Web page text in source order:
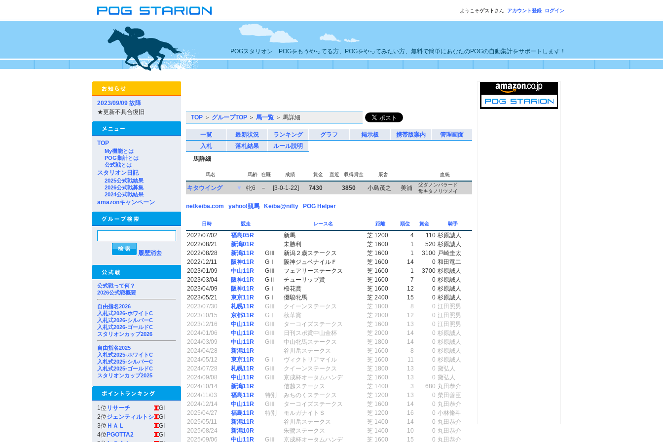
ようこそゲスト さん アカウント登録 ログイン
POGスタリオン POGをもうやってる方、POGをやってみたい方、無料で簡単にあなたのPOGの自動集計をサポートします！
2023/09/09 故障
★更新不具合復旧
TOP
My機能とは
POG集計とは
公式戦とは
スタリオン日記
2025公式戦結果
2026公式戦募集
2024公式戦結果
amazonキャンペーン
履歴消去
公式戦って何？
2026公式戦概要
自由指名2026
入札式2026-ホワイトC
入札式2026-シルバーC
入札式2026-ゴールドC
スタリオンカップ2026
自由指名2025
入札式2025-ホワイトC
入札式2025-シルバーC
入札式2025-ゴールドC
スタリオンカップ2025
1位 リサーチ
GI
2位ジェンティルトシ
GI
3位 ＨＡＬ
GI
4位 PGOTTA2
GI
TOP ＞ グループTOP ＞ 馬一覧 ＞ 馬詳細
一覧 最新状況 ランキング グラフ 掲示板 携帯版案内
管理画面
入札
落札結果
ルール説明
馬詳細
馬名 馬齢 在厩 成績 賞金 直近 収得賞金 厩舎 血統
キタウイング ▼ 牝6 － [3-0-1-22] 7430 3850 小島茂之 美浦
父ダノンバラード
母キタノリツメイ
netkeiba.com yahoo!競馬 Keiba@nifty POG Helper
日時 競走 レース名 距離 順位 賞金 騎手
2022/07/02 福島05R 新馬 芝 1200 4 110 杉原誠人
2022/08/21
新潟01R 未勝利 芝 1600 1 520 杉原誠人
2022/08/28
新潟11R GⅢ 新潟２歳ステークス 芝 1600 1 3100 戸崎圭太
2022/12/11
阪神11R GⅠ 阪神ジュベナイルＦ 芝 1600 14 0 和田竜二
2023/01/09
中山11R GⅢ フェアリーステークス 芝 1600 1 3700 杉原誠人
2023/03/04
阪神11R GⅡ チューリップ賞 芝 1600 7 0 杉原誠人
2023/04/09
阪神11R GⅠ 桜花賞 芝 1600 12 0 杉原誠人
2023/05/21
東京11R GⅠ 優駿牝馬 芝 2400 15 0 杉原誠人
2023/07/30
札幌11R GⅢ クイーンステークス 芝 1800 8 0 江田照男
2023/10/15
京都11R GⅠ 秋華賞 芝 2000 12 0 江田照男
2023/12/16
中山11R GⅢ ターコイズステークス 芝 1600 13 0 江田照男
2024/01/06
中山11R GⅢ 日刊スポ賞中山金杯 芝 2000 14 0 杉原誠人
2024/03/09
中山11R GⅢ 中山牝馬ステークス 芝 1800 14 0 杉原誠人
2024/04/28
新潟11R 谷川岳ステークス 芝 1600 8 0 杉原誠人
2024/05/12
東京11R GⅠ ヴィクトリアマイル 芝 1600 11 0 杉原誠人
2024/07/28
札幌11R GⅢ クイーンステークス 芝 1800 13 0 黛弘人
2024/09/08
中山11R GⅢ 京成杯オータムハンデ 芝 1600 13 0 黛弘人
2024/10/14
新潟11R 信越ステークス 芝 1400 3 680 丸田恭介
2024/11/03
福島11R 特別 みちのくステークス 芝 1200 13 0 柴田善臣
2024/12/14
中山11R GⅢ ターコイズステークス 芝 1600 14 0 丸田恭介
2025/04/27
福島11R 特別 モルガナイトＳ 芝 1200 16 0 小林脩斗
2025/05/11
新潟11R 谷川岳ステークス 芝 1400 14 0 丸田恭介
2025/08/24
新潟10R 朱鷺ステークス 芝 1400 10 0 丸田恭介
2025/09/06
中山11R GⅢ 京成杯オータムハンデ 芝 1600 15 0 丸田恭介